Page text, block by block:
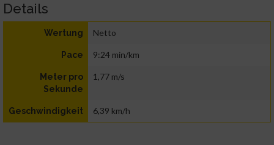
Details
Wertung Netto
Pace 9:24 min/km
Meter pro
Sekunde
1,77 m/s
Geschwindigkeit 6,39 km/h